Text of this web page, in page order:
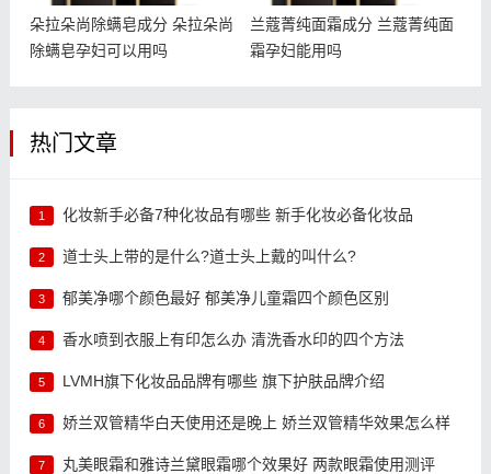
朵拉朵尚除螨皂成分 朵拉朵尚
除螨皂孕妇可以用吗
兰蔻菁纯面霜成分 兰蔻菁纯面
霜孕妇能用吗
热门文章
1 化妆新手必备7种化妆品有哪些 新手化妆必备化妆品
2 道士头上带的是什么?道士头上戴的叫什么?
3 郁美净哪个颜色最好 郁美净儿童霜四个颜色区别
4 香水喷到衣服上有印怎么办 清洗香水印的四个方法
5 LVMH旗下化妆品品牌有哪些 旗下护肤品牌介绍
6 娇兰双管精华白天使用还是晚上 娇兰双管精华效果怎么样
7 丸美眼霜和雅诗兰黛眼霜哪个效果好 两款眼霜使用测评